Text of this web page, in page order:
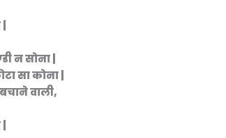
|
न सोना |
सा कोना |
वाली,
|